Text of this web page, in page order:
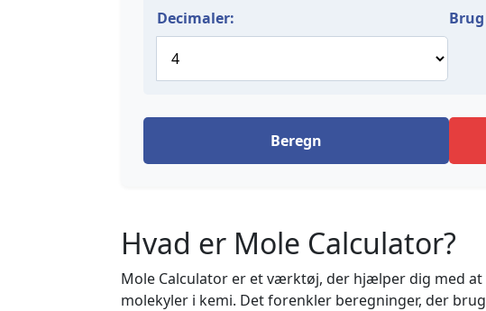
Decimaler:
Beregn
Hvad er Mole Calculator?
Mole Calculator er et værktøj, der hjælper dig med
molekyler i kemi. Det forenkler beregninger, der